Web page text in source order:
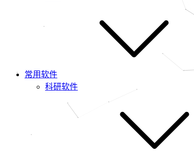
常用软件
科研软件